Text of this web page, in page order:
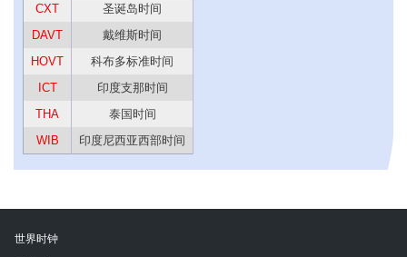
CXT
圣诞岛时间
DAVT
戴维斯时间
HOVT
科布多标准时间
ICT
印度支那时间
THA
泰国时间
WIB
印度尼西亚西部时间
世界时钟